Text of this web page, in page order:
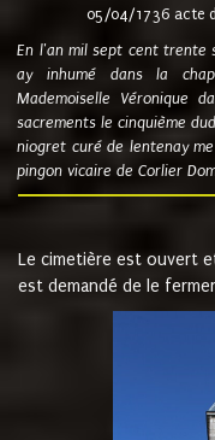
05/04/1736 acte
En l'an mil sept cent trente
ay inhumé dans la
Mademoiselle Véronique
sacrements le cinquième
niogret curé de lentenay
pingon vicaire de Corlier
Le cimetière est ouvert
est demandé de le